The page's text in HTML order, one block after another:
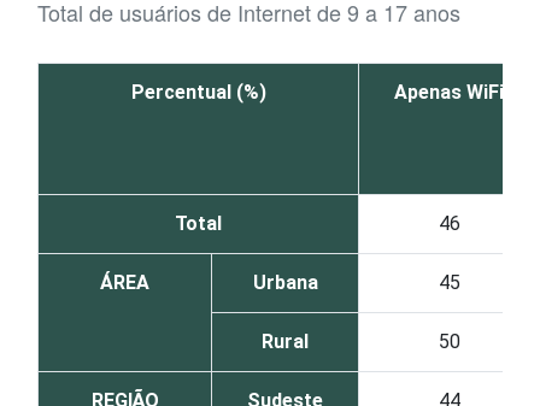
Total de usuários de Internet de 9 a 17 anos
Percentual (%) Apenas WiFi
Total 46
ÁREA Urbana 45
Rural 50
REGIÃO Sudeste 44